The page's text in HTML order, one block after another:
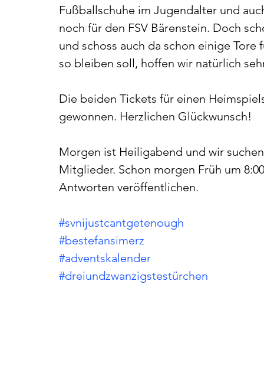
Fußballschuhe im Jugendalter und
noch für den FSV Bärenstein. Doch
und schoss auch da schon einige
so bleiben soll, hoffen wir natürlich
Die beiden Tickets für einen
gewonnen. Herzlichen Glückwunsch!
Morgen ist Heiligabend und wir
Mitglieder. Schon morgen Früh um
Antworten veröffentlichen.
#svnijustcantgetenough
#bestefansimerz
#adventskalender
#dreiundzwanzigstestürchen